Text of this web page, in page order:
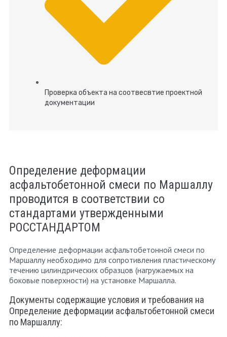
Проверка объекта на соотвесвтие проектной
документации
Определение деформации
асфальтобетонной смеси по Маршаллу
проводится в соответствии со
стандартами утвержденными
РОССТАНДАРТОМ
Определение деформации асфальтобетонной смеси по
Маршаллу необходимо для сопротивления пластическому
течению цилиндрических образцов (нагружаемых на
боковые поверхности) на установке Маршалла.
Документы содержащие условия и требования на
Определение деформации асфальтобетонной смеси
по Маршаллу: